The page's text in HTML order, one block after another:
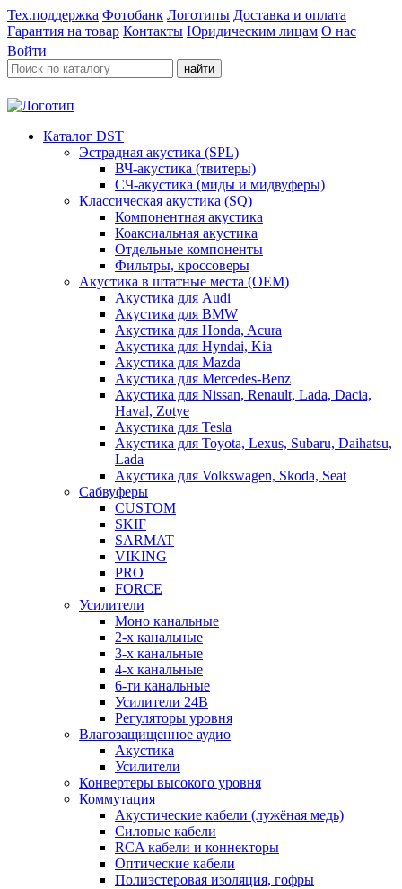
Тех.поддержка Фотобанк Логотипы Доставка и оплата
Гарантия на товар Контакты Юридическим лицам О нас
Войти
найти
Каталог DST
Эстрадная акустика (SPL)
ВЧ-акустика (твитеры)
СЧ-акустика (миды и мидвуферы)
Классическая акустика (SQ)
Компонентная акустика
Коаксиальная акустика
Отдельные компоненты
Фильтры, кроссоверы
Акустика в штатные места (OEM)
Акустика для Audi
Акустика для BMW
Акустика для Honda, Acura
Акустика для Hyndai, Kia
Акустика для Mazda
Акустика для Mercedes-Benz
Акустика для Nissan, Renault, Lada, Dacia,
Haval, Zotye
Акустика для Tesla
Акустика для Toyota, Lexus, Subaru, Daihatsu,
Lada
Акустика для Volkswagen, Skoda, Seat
Сабвуферы
CUSTOM
SKIF
SARMAT
VIKING
PRO
FORCE
Усилители
Моно канальные
2-х канальные
3-х канальные
4-х канальные
6-ти канальные
Усилители 24В
Регуляторы уровня
Влагозащищенное аудио
Акустика
Усилители
Конвертеры высокого уровня
Коммутация
Акустические кабели (лужёная медь)
Силовые кабели
RCA кабели и коннекторы
Оптические кабели
Полиэстеровая изоляция, гофры